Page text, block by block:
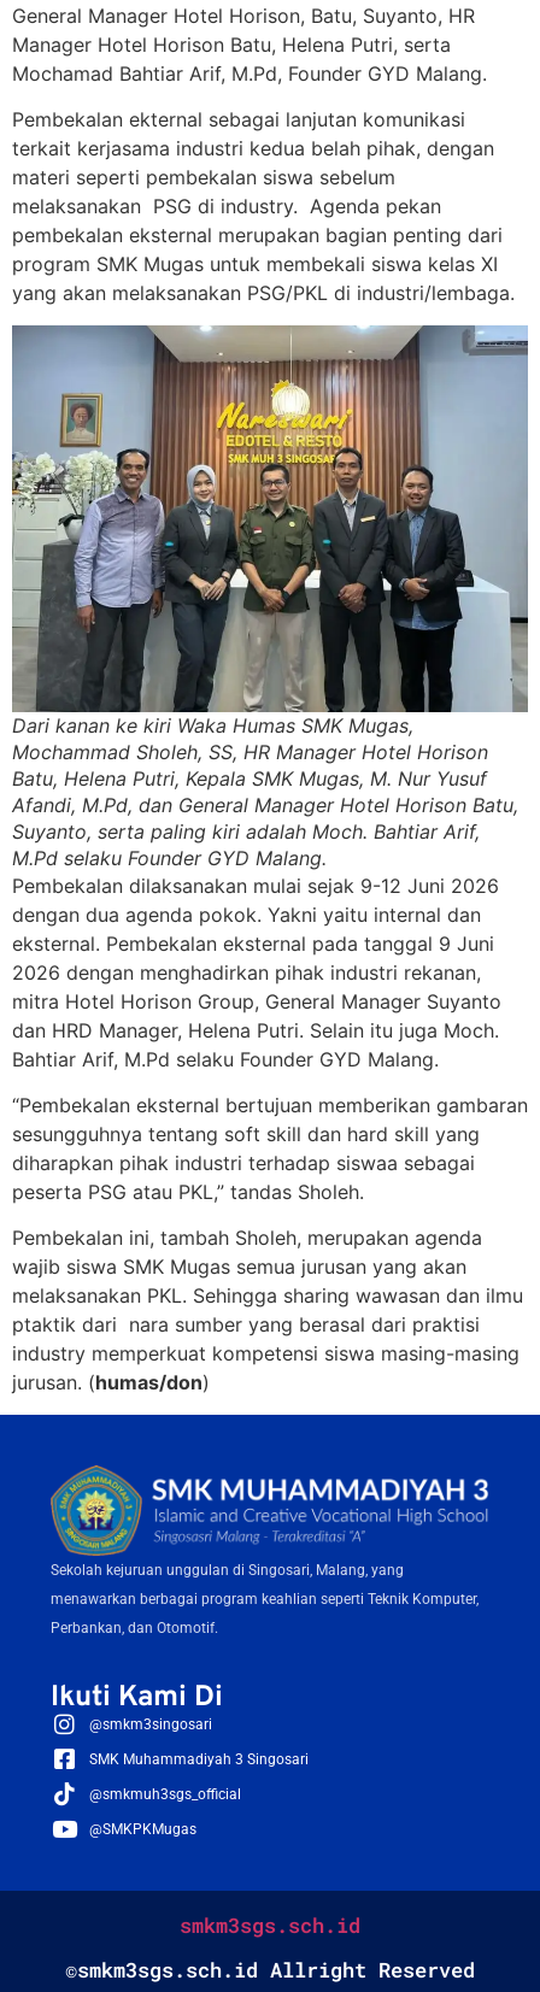
General Manager Hotel Horison, Batu, Suyanto, HR
Manager Hotel Horison Batu, Helena Putri, serta
Mochamad Bahtiar Arif, M.Pd, Founder GYD Malang.
Pembekalan ekternal sebagai lanjutan komunikasi
terkait kerjasama industri kedua belah pihak, dengan
materi seperti pembekalan siswa sebelum
melaksanakan PSG di industry. Agenda pekan
pembekalan eksternal merupakan bagian penting dari
program SMK Mugas untuk membekali siswa kelas XI
yang akan melaksanakan PSG/PKL di industri/lembaga.
Dari kanan ke kiri Waka Humas SMK Mugas,
Mochammad Sholeh, SS, HR Manager Hotel Horison
Batu, Helena Putri, Kepala SMK Mugas, M. Nur Yusuf
Afandi, M.Pd, dan General Manager Hotel Horison Batu,
Suyanto, serta paling kiri adalah Moch. Bahtiar Arif,
M.Pd selaku Founder GYD Malang.
Pembekalan dilaksanakan mulai sejak 9-12 Juni 2026
dengan dua agenda pokok. Yakni yaitu internal dan
eksternal. Pembekalan eksternal pada tanggal 9 Juni
2026 dengan menghadirkan pihak industri rekanan,
mitra Hotel Horison Group, General Manager Suyanto
dan HRD Manager, Helena Putri. Selain itu juga Moch.
Bahtiar Arif, M.Pd selaku Founder GYD Malang.
“Pembekalan eksternal bertujuan memberikan gambaran
sesungguhnya tentang soft skill dan hard skill yang
diharapkan pihak industri terhadap siswaa sebagai
peserta PSG atau PKL,” tandas Sholeh.
Pembekalan ini, tambah Sholeh, merupakan agenda
wajib siswa SMK Mugas semua jurusan yang akan
melaksanakan PKL. Sehingga sharing wawasan dan ilmu
ptaktik dari nara sumber yang berasal dari praktisi
industry memperkuat kompetensi siswa masing-masing
jurusan. (humas/don)
Sekolah kejuruan unggulan di Singosari, Malang, yang
menawarkan berbagai program keahlian seperti Teknik Komputer,
Perbankan, dan Otomotif.
Ikuti Kami Di
@smkm3singosari
SMK Muhammadiyah 3 Singosari
@smkmuh3sgs_official
@SMKPKMugas
smkm3sgs.sch.id
©smkm3sgs.sch.id Allright Reserved